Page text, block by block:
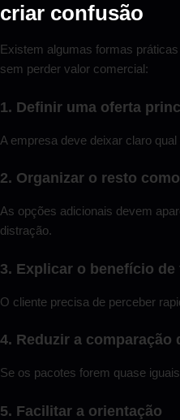
criar confusão
Existem algumas formas
sem perder valor comercial:
1. Definir uma oferta
A empresa deve deixar claro
2. Organizar o resto
As opções adicionais devem
distração.
3. Explicar o benefício
O cliente precisa de perceber
4. Reduzir a comparação
Se os pacotes forem quase
5. Facilitar a orientação